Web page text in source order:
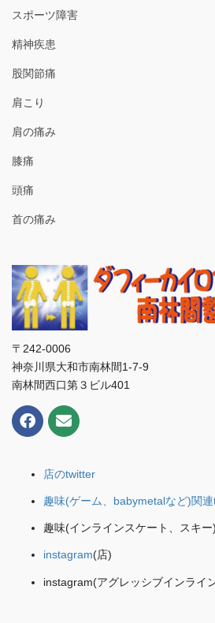
スポーツ障害
精神疾患
股関節痛
肩こり
肩の痛み
膝痛
頭痛
首の痛み
〒242-0006
神奈川県大和市南林間1-7-9
南林間西口第３ビル401
店のtwitter
趣味(ゲーム、babymetalなど)関
趣味(インラインスケート、スキ
instagram(店)
instagram(アグレッシブインライ